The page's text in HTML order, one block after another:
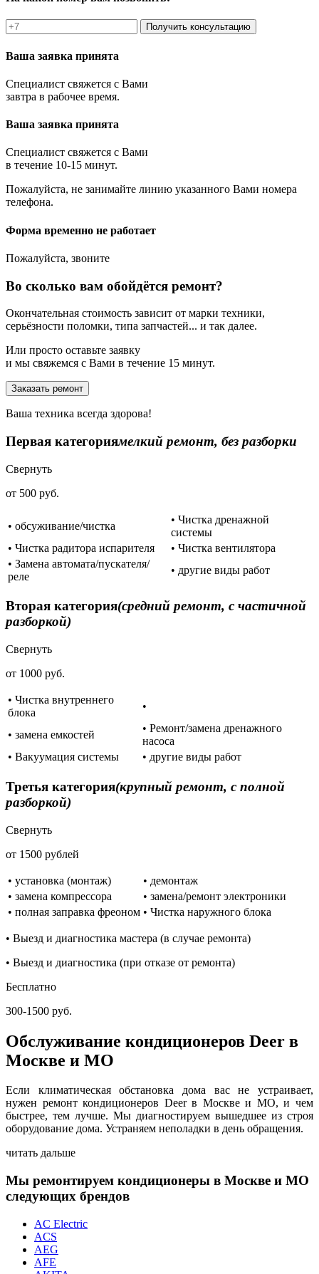
Получить консультацию
Ваша заявка принята
Специалист свяжется с Вами
завтра в рабочее время.
Ваша заявка принята
Специалист свяжется с Вами
в течение 10-15 минут.
Пожалуйста, не занимайте линию указанного Вами номера
телефона.
Форма временно не работает
Пожалуйста, звоните
Во сколько вам обойдётся ремонт?
Окончательная стоимость зависит от марки техники,
серьёзности поломки, типа запчастей... и так далее.
Или просто оставьте заявку
и мы свяжемся с Вами в течение 15 минут.
Заказать ремонт
Ваша техника всегда здорова!
Первая категориямелкий ремонт, без разборки
Свернуть
от 500 руб.
• обсуживание/чистка
• Чистка дренажной
системы
• Чистка радитора испарителя
• Чистка вентилятора
• Замена автомата/пускателя/
реле
• другие виды работ
Вторая категория(средний ремонт, с частичной
разборкой)
Свернуть
от 1000 руб.
• Чистка внутреннего
блока
•
• замена емкостей
• Ремонт/замена дренажного
насоса
• Вакуумация системы
• другие виды работ
Третья категория(крупный ремонт, с полной
разборкой)
Свернуть
от 1500 рублей
• установка (монтаж)
• демонтаж
• замена компрессора
• замена/ремонт электроники
• полная заправка фреоном • Чистка наружного блока
• Выезд и диагностика мастера (в случае ремонта)
• Выезд и диагностика (при отказе от ремонта)
Бесплатно
300-1500 руб.
Обслуживание кондиционеров Deer в
Москве и МО
Если климатическая обстановка дома вас не устраивает,
нужен ремонт кондиционеров Deer в Москве и МО, и чем
быстрее, тем лучше. Мы диагностируем вышедшее из строя
оборудование дома. Устраняем неполадки в день обращения.
читать дальше
Мы ремонтируем кондиционеры в Москве и МО
следующих брендов
AC Electric
ACS
AEG
AFE